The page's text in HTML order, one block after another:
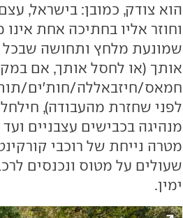
הוא צודק, כמובן: בישראל,
וחוזר אליו בחתיכה אחת
שמונעת מלחץ ותחושה שבכל
אותך (או לחסל אותך, אם
חמאס/חיזבאללה/חות'ים/
לפני שחזרת מהעבודה),
מנהיגה בכבישים עצבניים
מטרה נייחת של רוכבי
שעולים על מטוס ונכנסים
ימין.